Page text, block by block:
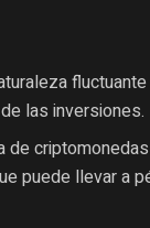
las inversiones.
puede llevar a